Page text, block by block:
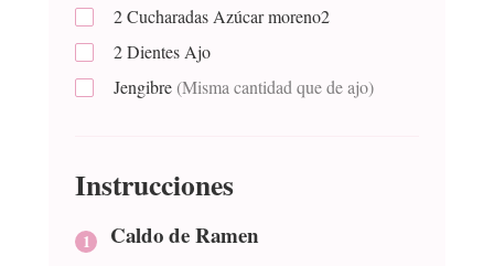
2Cucharadas Azúcar moreno2
2Dientes Ajo
Jengibre (Misma cantidad que de ajo)
Instrucciones
Caldo de Ramen